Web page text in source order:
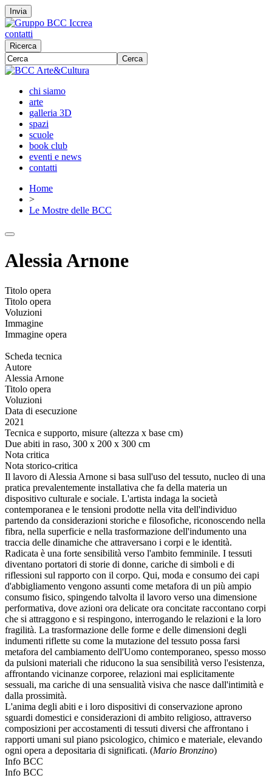
Invia
contatti
Ricerca
Cerca
chi siamo
arte
galleria 3D
spazi
scuole
book club
eventi e news
contatti
Home
>
Le Mostre delle BCC
Alessia Arnone
Titolo opera
Titolo opera
Voluzioni
Immagine
Immagine opera
Scheda tecnica
Autore
Alessia Arnone
Titolo opera
Voluzioni
Data di esecuzione
2021
Tecnica e supporto, misure (altezza x base cm)
Due abiti in raso, 300 x 200 x 300 cm
Nota critica
Nota storico-critica
Il lavoro di Alessia Arnone si basa sull'uso del tessuto, nucleo di una
pratica prevalentemente installativa che fa della materia un
dispositivo culturale e sociale. L'artista indaga la società
contemporanea e le tensioni prodotte nella vita dell'individuo
partendo da considerazioni storiche e filosofiche, riconoscendo nella
fibra, nella superficie e nella trasformazione dell'indumento una
traccia delle dinamiche che attraversano i corpi e le identità.
Radicata è una forte sensibilità verso l'ambito femminile. I tessuti
diventano portatori di storie di donne, cariche di simboli e di
riflessioni sul rapporto con il corpo. Qui, moda e consumo dei capi
d'abbigliamento vengono assunti come metafora di un più ampio
consumo fisico, spingendo talvolta il lavoro verso una dimensione
performativa, dove azioni ora delicate ora concitate raccontano corpi
che si attraggono e si respingono, interrogando le relazioni e la loro
fragilità. La trasformazione delle forme e delle dimensioni degli
indumenti riflette su come la mutazione del tessuto possa farsi
metafora del cambiamento dell'Uomo contemporaneo, spesso mosso
da pulsioni materiali che riducono la sua sensibilità verso l'esistenza,
affrontando vicinanze corporee, relazioni mai esplicitamente
sessuali, ma cariche di una sensualità visiva che nasce dall'intimità e
dalla prossimità.
L'anima degli abiti e i loro dispositivi di conservazione aprono
sguardi domestici e considerazioni di ambito religioso, attraverso
composizioni per accostamenti di tessuti diversi che affrontano i
rapporti umani sul piano psicologico, chimico e materiale, elevando
ogni opera a depositaria di significati. (Mario Bronzino)
Info BCC
Info BCC